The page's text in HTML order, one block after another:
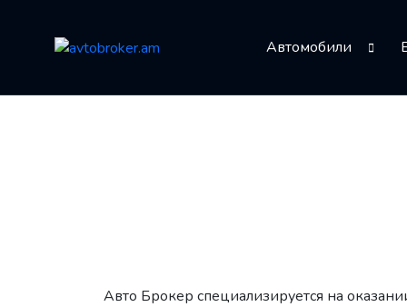
Автомобили
Авто Брокер специализируется на